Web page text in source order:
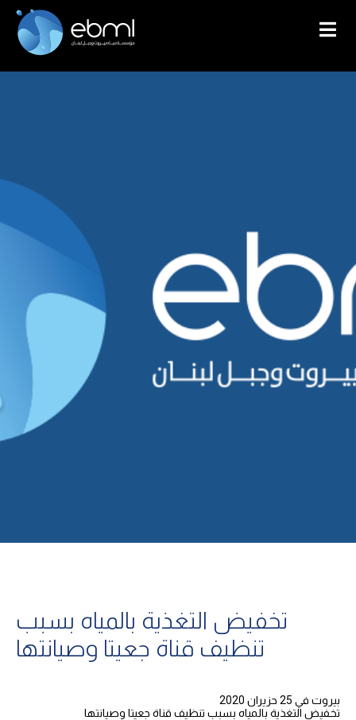
تخفيض التغذية بالمياه بسبب
تنظيف قناة جعيتا وصيانتها
بيروت في 25 حزيران 2020
تخفيض التغذية بالمياه بسبب تنظيف قناة جعيتا وصيانتها